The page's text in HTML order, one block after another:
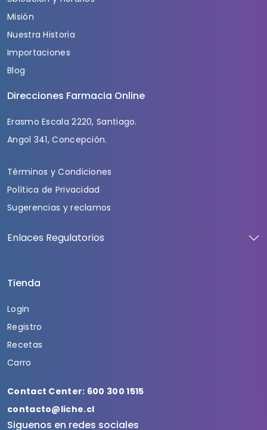
Misión
Nuestra Historia
Importaciones
Blog
Direcciones Farmacia Online
Erasmo Escala 2220, Santiago.
Angol 341, Concepción.
Términos y Condiciones
Política de Privacidad
Sugerencias y reclamos
Enlaces Regulatorios
Tienda
Login
Registro
Recetas
Carro
Contact Center: 600 300 1515
contacto@liche.cl
Siguenos en redes sociales